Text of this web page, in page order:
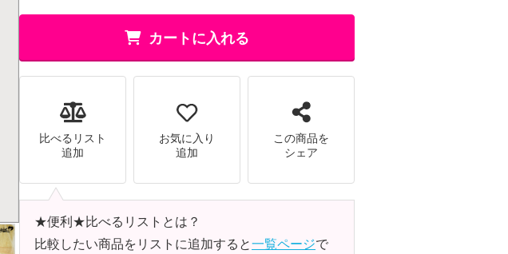
カートに入れる
比べるリスト
追加
お気に入り
追加
この商品を
シェア
★便利★比べるリストとは？
比較したい商品をリストに追加すると一覧ページで